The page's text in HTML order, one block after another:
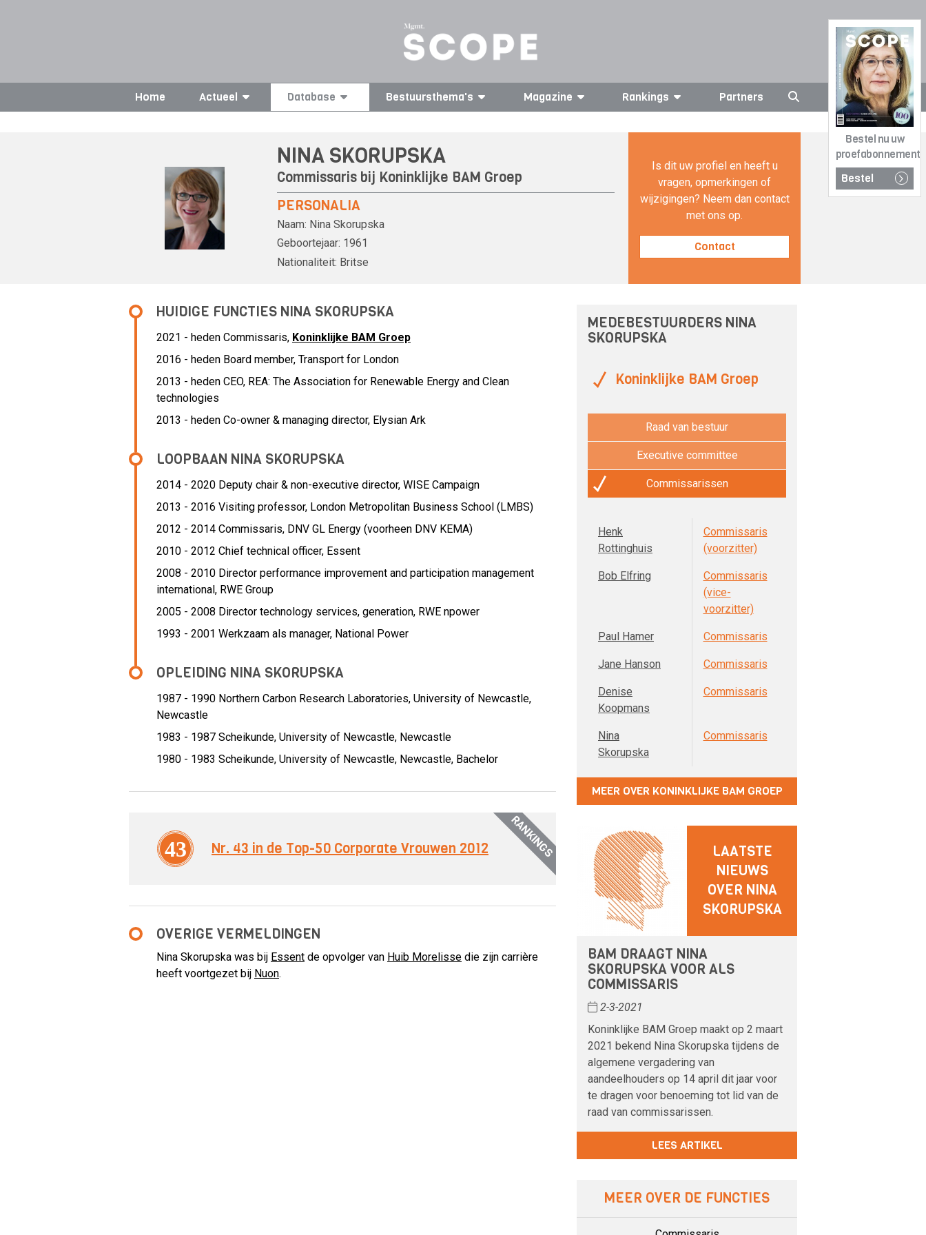
Bestel nu uw
proefabonnement
Bestel
Home Actueel Database Bestuursthema's Magazine Rankings Partners
NINA SKORUPSKA
Commissaris bij Koninklijke BAM Groep
PERSONALIA
Naam: Nina Skorupska
Geboortejaar: 1961
Nationaliteit: Britse
Is dit uw profiel en heeft u
vragen, opmerkingen of
wijzigingen? Neem dan contact
met ons op.
Contact
HUIDIGE FUNCTIES NINA SKORUPSKA
2021 - heden Commissaris, Koninklijke BAM Groep
2016 - heden Board member, Transport for London
2013 - heden CEO, REA: The Association for Renewable Energy and Clean
technologies
2013 - heden Co-owner & managing director, Elysian Ark
LOOPBAAN NINA SKORUPSKA
2014 - 2020 Deputy chair & non-executive director, WISE Campaign
2013 - 2016 Visiting professor, London Metropolitan Business School (LMBS)
2012 - 2014 Commissaris, DNV GL Energy (voorheen DNV KEMA)
2010 - 2012 Chief technical officer, Essent
2008 - 2010 Director performance improvement and participation management
international, RWE Group
2005 - 2008 Director technology services, generation, RWE npower
1993 - 2001 Werkzaam als manager, National Power
OPLEIDING NINA SKORUPSKA
1987 - 1990 Northern Carbon Research Laboratories, University of Newcastle,
Newcastle
1983 - 1987 Scheikunde, University of Newcastle, Newcastle
1980 - 1983 Scheikunde, University of Newcastle, Newcastle, Bachelor
RANKINGS
43 Nr. 43 in de Top-50 Corporate Vrouwen 2012
OVERIGE VERMELDINGEN
Nina Skorupska was bij Essent de opvolger van Huib Morelisse die zijn carrière
heeft voortgezet bij Nuon.
MEDEBESTUURDERS NINA
SKORUPSKA
Koninklijke BAM Groep
Raad van bestuur
Executive committee
Commissarissen
Henk
Rottinghuis
Commissaris
(voorzitter)
Bob Elfring
Commissaris
(vice-
voorzitter)
Paul Hamer Commissaris
Jane Hanson Commissaris
Denise
Koopmans
Commissaris
Nina
Skorupska
Commissaris
MEER OVER KONINKLIJKE BAM GROEP
LAATSTE
NIEUWS
OVER NINA
SKORUPSKA
BAM DRAAGT NINA
SKORUPSKA VOOR ALS
COMMISSARIS
2-3-2021
Koninklijke BAM Groep maakt op 2 maart
2021 bekend Nina Skorupska tijdens de
algemene vergadering van
aandeelhouders op 14 april dit jaar voor
te dragen voor benoeming tot lid van de
raad van commissarissen.
LEES ARTIKEL
MEER OVER DE FUNCTIES